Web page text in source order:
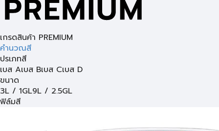
เกรดสินค้า PREMIUM
คำนวณสี
ปรเภทสี
เบส Aเบส Bเบส Cเบส D
ขนาด
3L / 1GL9L / 2.5GL
ฟิล์มสี